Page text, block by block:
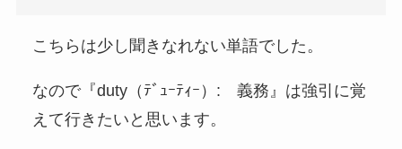
こちらは少し聞きなれない単語でした。
なので『duty（ﾃﾞｭｰﾃｨｰ）: 義務』は強引に覚
えて行きたいと思います。